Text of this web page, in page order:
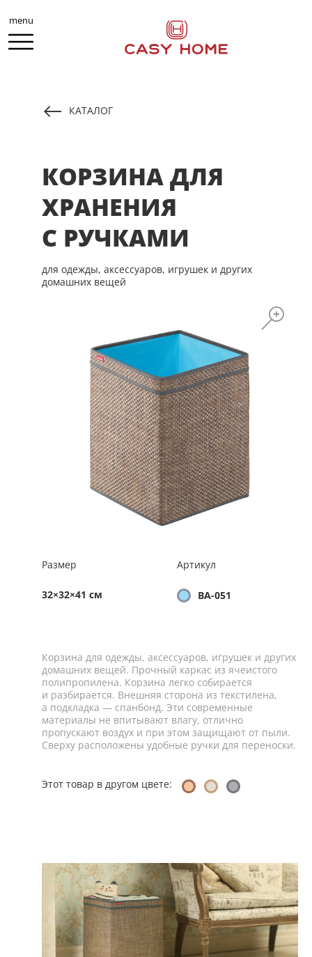
menu
КАТАЛОГ
КОРЗИНА ДЛЯ
ХРАНЕНИЯ
С РУЧКАМИ
для одежды, аксессуаров, игрушек и других
домашних вещей
Размер
32×32×41 см
Артикул
BA-051
Корзина для одежды, аксессуаров, игрушек и других
домашних вещей. Прочный каркас из ячеистого
полипропилена. Корзина легко собирается
и разбирается. Внешняя сторона из текстилена,
а подкладка — спанбонд. Эти современные
материалы не впитывают влагу, отлично
пропускают воздух и при этом защищают от пыли.
Сверху расположены удобные ручки для переноски.
Этот товар в другом цвете: